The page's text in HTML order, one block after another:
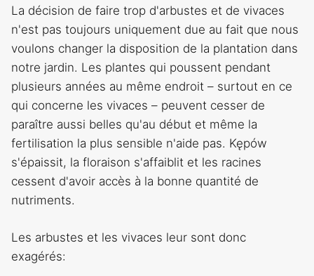
La décision de faire trop d'arbustes et de vivaces
n'est pas toujours uniquement due au fait que nous
voulons changer la disposition de la plantation dans
notre jardin. Les plantes qui poussent pendant
plusieurs années au même endroit – surtout en ce
qui concerne les vivaces – peuvent cesser de
paraître aussi belles qu'au début et même la
fertilisation la plus sensible n'aide pas. Kępów
s'épaissit, la floraison s'affaiblit et les racines
cessent d'avoir accès à la bonne quantité de
nutriments.
Les arbustes et les vivaces leur sont donc
exagérés: